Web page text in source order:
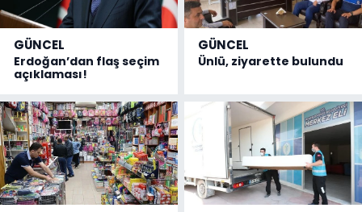
GÜNCEL
Erdoğan’dan flaş seçim
açıklaması!
GÜNCEL
Ünlü, ziyarette bulundu